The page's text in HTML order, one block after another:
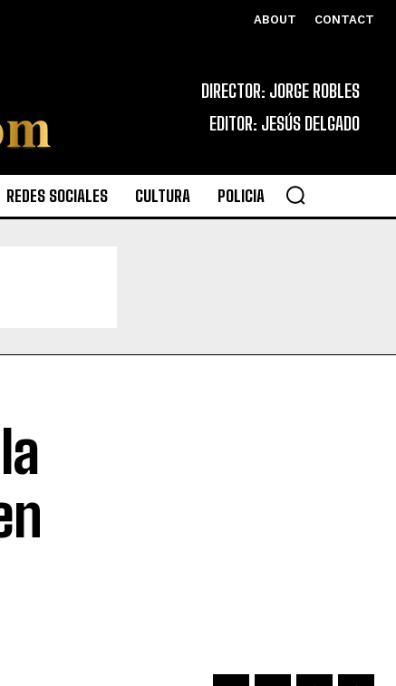
ABOUT CONTACT
DIRECTOR: JORGE ROBLES
EDITOR: JESÚS DELGADO
REDES SOCIALES CULTURA POLICIA